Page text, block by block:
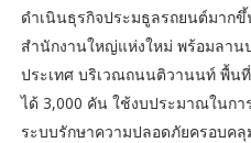
ดำเนินธุรกิจประมธูลรถยนต์มาก
สำนักงานใหญ่แห่งใหม่ พร้อมลา
ประเทศ บริเวณถนนติวานนท์ พื้น
ได้ 3,000 คัน ใช้งบประมาณในก
ระบบรักษาความปลอดภัยครอบค